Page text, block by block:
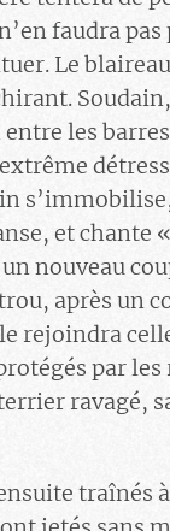
faudra
Le
les
et chante
nouveau
après un
rejoindra
par les
ravagé,
traînés